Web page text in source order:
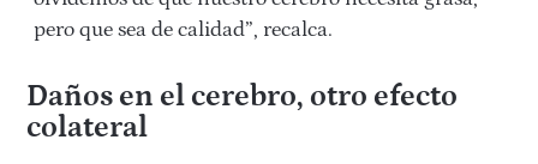
pero que sea de calidad”, recalca.
Daños en el cerebro, otro efecto
colateral